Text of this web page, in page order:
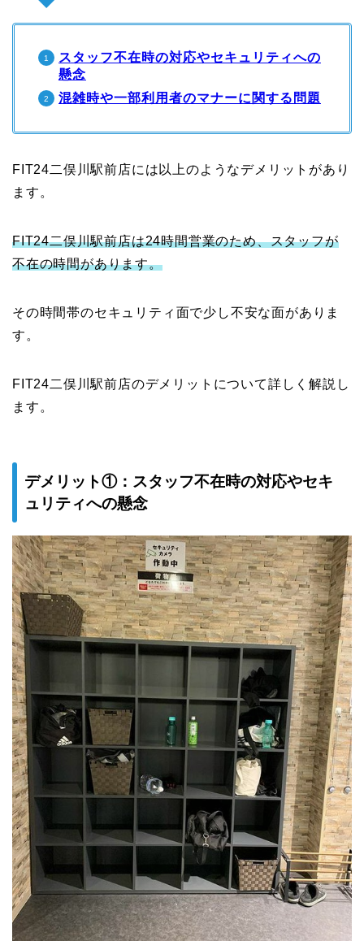
スタッフ不在時の対応やセキュリティへの
懸念
混雑時や一部利用者のマナーに関する問題
FIT24二俣川駅前店には以上のようなデメリットがあり
ます。
FIT24二俣川駅前店は24時間営業のため、スタッフが
不在の時間があります。
その時間帯のセキュリティ面で少し不安な面がありま
す。
FIT24二俣川駅前店のデメリットについて詳しく解説し
ます。
デメリット①：スタッフ不在時の対応やセキ
ュリティへの懸念